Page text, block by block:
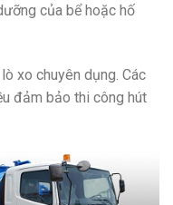
của bể hoặc hố
xo chuyên dụng. Các
đảm bảo thi công hút